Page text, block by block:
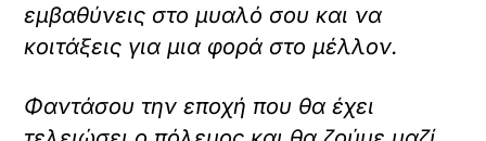
εμβαθύνεις στο μυαλό σου και να
κοιτάξεις για μια φορά στο μέλλον.
Φαντάσου την εποχή που θα έχει